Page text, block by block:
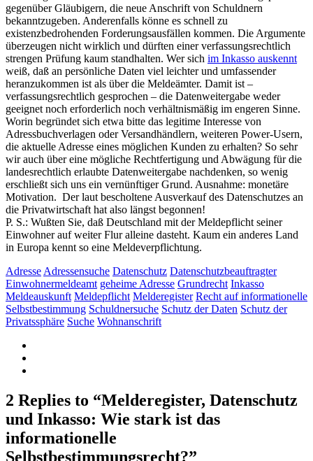
gegenüber Gläubigern, die neue Anschrift von Schuldnern
bekanntzugeben. Anderenfalls könne es schnell zu
existenzbedrohenden Forderungsausfällen kommen. Die Argumente
überzeugen nicht wirklich und dürften einer verfassungsrechtlich
strengen Prüfung kaum standhalten. Wer sich im Inkasso auskennt
weiß, daß an persönliche Daten viel leichter und umfassender
heranzukommen ist als über die Meldeämter. Damit ist –
verfassungsrechtlich gesprochen – die Datenweitergabe weder
geeignet noch erforderlich noch verhältnismäßig im engeren Sinne.
Worin begründet sich etwa bitte das legitime Interesse von
Adressbuchverlagen oder Versandhändlern, weiteren Power-Usern,
die aktuelle Adresse eines möglichen Kunden zu erhalten? So sehr
wir auch über eine mögliche Rechtfertigung und Abwägung für die
landesrechtlich erlaubte Datenweitergabe nachdenken, so wenig
erschließt sich uns ein vernünftiger Grund. Ausnahme: monetäre
Motivation. Der laut bescholtene Ausverkauf des Datenschutzes an
die Privatwirtschaft hat also längst begonnen!
P. S.: Wußten Sie, daß Deutschland mit der Meldepflicht seiner
Einwohner auf weiter Flur alleine dasteht. Kaum ein anderes Land
in Europa kennt so eine Meldeverpflichtung.
AdresseAdressensuche Datenschutz Datenschutzbeauftragter
Einwohnermeldeamt geheime Adresse Grundrecht Inkasso
Meldeauskunft Meldepflicht Melderegister Recht auf informationelle
Selbstbestimmung Schuldnersuche Schutz der Daten Schutz der
Privatssphäre Suche Wohnanschrift
2 Replies to “Melderegister, Datenschutz
und Inkasso: Wie stark ist das
informationelle
Selbstbestimmungsrecht?”